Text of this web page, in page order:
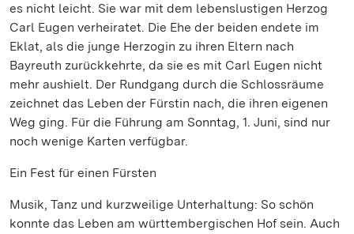
es nicht leicht. Sie war mit dem lebenslustigen Herzog
Carl Eugen verheiratet. Die Ehe der beiden endete im
Eklat, als die junge Herzogin zu ihren Eltern nach
Bayreuth zurückkehrte, da sie es mit Carl Eugen nicht
mehr aushielt. Der Rundgang durch die Schlossräume
zeichnet das Leben der Fürstin nach, die ihren eigenen
Weg ging. Für die Führung am Sonntag, 1. Juni, sind nur
noch wenige Karten verfügbar.
Ein Fest für einen Fürsten
Musik, Tanz und kurzweilige Unterhaltung: So schön
konnte das Leben am württembergischen Hof sein. Auch